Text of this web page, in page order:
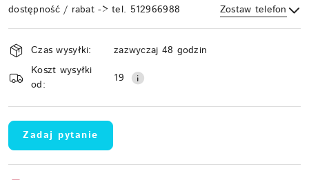
dostępność / rabat -> tel. 512966988 Zostaw telefon
Wyślij
Dostępność
i
dostawa
Czas wysyłki:
zazwyczaj 48 godzin
Koszt wysyłki
od:
19
Zadaj pytanie